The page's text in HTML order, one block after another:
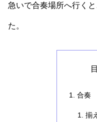
急いで合奏場所へ行く
た。
合奏
揃